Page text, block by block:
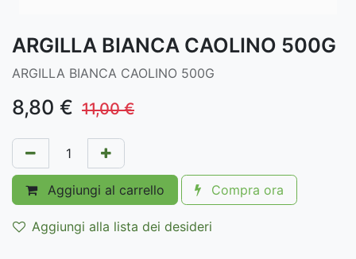
ARGILLA BIANCA CAOLINO 500G
ARGILLA BIANCA CAOLINO 500G
8,80 € 11,00€
Aggiungi al carrello Compra ora
Aggiungi alla lista dei desideri